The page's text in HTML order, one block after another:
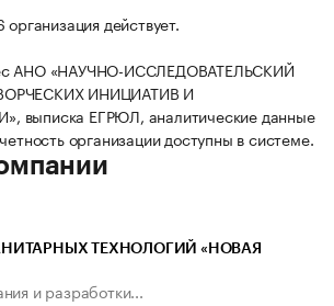
действует.
АНО «НАУЧНО-ИССЛЕДОВАТЕЛЬСКИЙ
ИНИЦИАТИВ И
выписка ЕГРЮЛ, аналитические данные
организации доступны в системе.
ТЕХНОЛОГИЙ «НОВАЯ
и разработки...